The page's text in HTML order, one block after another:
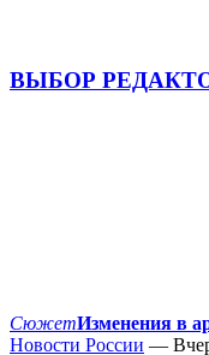
ВЫБОР
СюжетИзменения в
Новости России —